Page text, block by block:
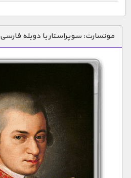
دنیای خوراکی ها
زمین شناسی / محیط زیست
سازه/ معماری/ مهندسی
سرگرمی
علم و فناوری
کیهان / نجوم
موتسارت: سوپراستار با دوبله فارسی